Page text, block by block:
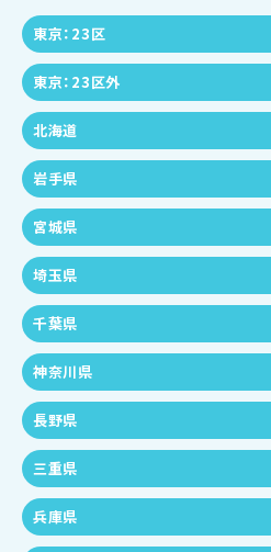
東京：23区
東京：23区外
北海道
岩手県
宮城県
埼玉県
千葉県
神奈川県
長野県
三重県
兵庫県